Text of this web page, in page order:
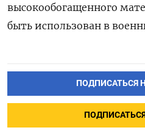
высокообогащенного
быть использован в
ПОДПИСАТЬСЯ
ПОДПИСАТЬСЯ